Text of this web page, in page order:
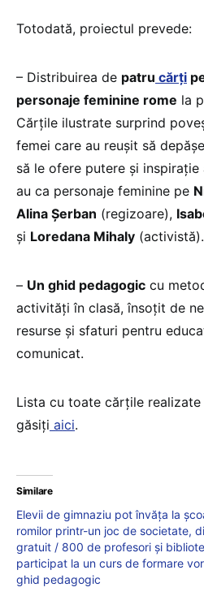
Totodată, proiectul prevede:
– Distribuirea de patru cărți
personaje feminine rome la
Cărțile ilustrate surprind
femei care au reușit să
să le ofere putere și
au ca personaje feminine pe
Alina Șerban (regizoare),
și Loredana Mihaly (activistă).
– Un ghid pedagogic cu
activități în clasă, însoțit de
resurse și sfaturi pentru
comunicat.
Lista cu toate cărțile
găsiți aici.
Similare
Elevii de gimnaziu pot învăța la
romilor printr-un joc de societate,
gratuit / 800 de profesori și
participat la un curs de formare
ghid pedagogic